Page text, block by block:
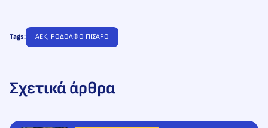
Tags: ΑΕΚ, ΡΟΔΟΛΦΟ ΠΙΣΑΡΟ
Σχετικά άρθρα